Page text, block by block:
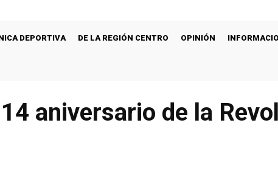
DEPORTIVA DE LA REGIÓN CENTRO OPINIÓN
aniversario de la